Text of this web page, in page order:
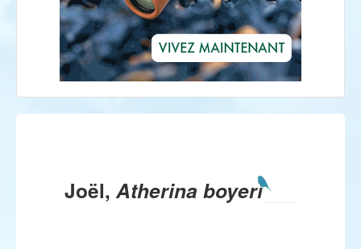
Joël, Atherina boyeri